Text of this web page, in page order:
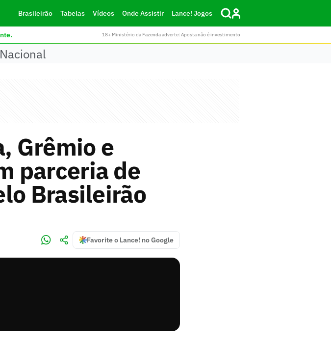
Brasileirão Tabelas Vídeos Onde Assistir Lance! Jogos
18+ Ministério da Fazenda adverte: Aposta não é investimento
Grêmio e
parceria de
Brasileirão
Favorite o Lance! no Google